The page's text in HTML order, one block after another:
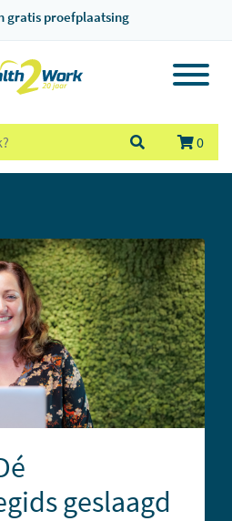
gratis proefplaatsing
0
geslaagd